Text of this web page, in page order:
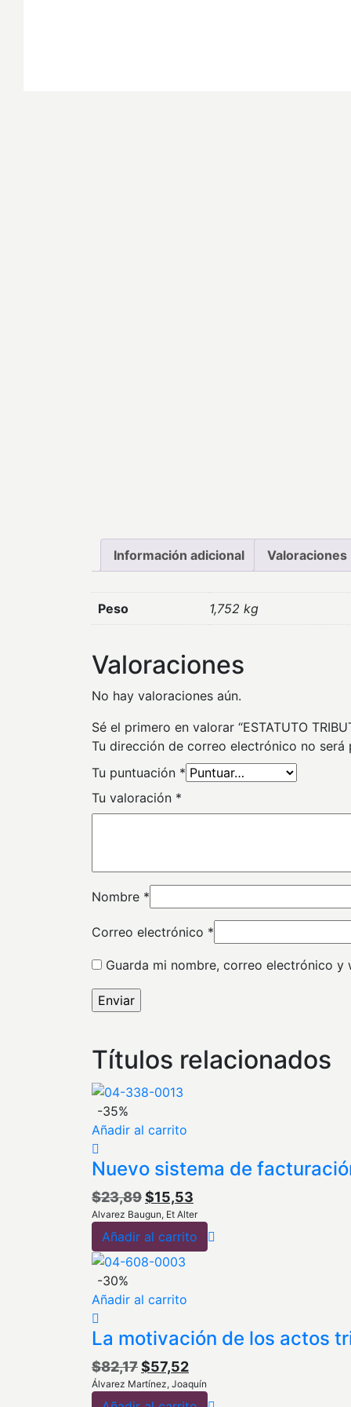
Información adicional
Peso 1,752 kg
Valoraciones
No hay valoraciones aún.
Sé el primero en valorar “ESTATUTO
Tu dirección de correo electrónico no será
Tu puntuación *
Tu valoración *
Nombre *
Correo electrónico *
Guarda mi nombre, correo electrónico
Títulos relacionados
-35%
Añadir al carrito
Nuevo sistema de
$23,89El
precio
original
era:
$15,53
precio
actual
Alvarez Baugun, Et Alter
Añadir al carrito
-30%
Añadir al carrito
La motivación de los actos
$82,17El
precio
$57,52El
precio
Álvarez Martínez, Joaquín